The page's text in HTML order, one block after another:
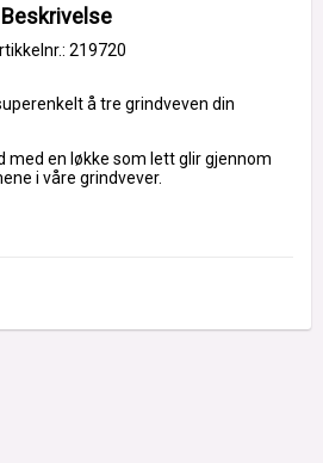
Beskrivelse
219720
å tre grindveven din
med en løkke som lett glir gjennom
i våre grindvever.